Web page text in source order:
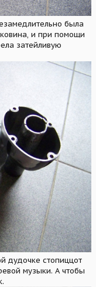
была
и при помощи
затейливую
дудочке стопиццот
музыки. А чтобы